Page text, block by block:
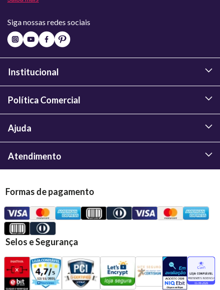
Siga nossas redes sociais
Institucional
Política Comercial
Ajuda
Atendimento
Formas de pagamento
Selos e Segurança